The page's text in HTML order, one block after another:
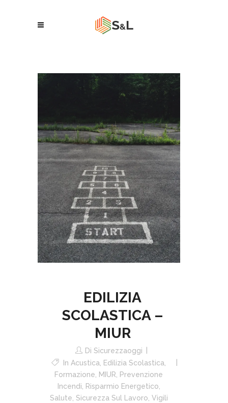
EDILIZIA
SCOLASTICA –
MIUR
Di Sicurezzaoggi
In Acustica, Edilizia Scolastica,
Formazione, MIUR, Prevenzione
Incendi, Risparmio Energetico,
Salute, Sicurezza Sul Lavoro, Vigili